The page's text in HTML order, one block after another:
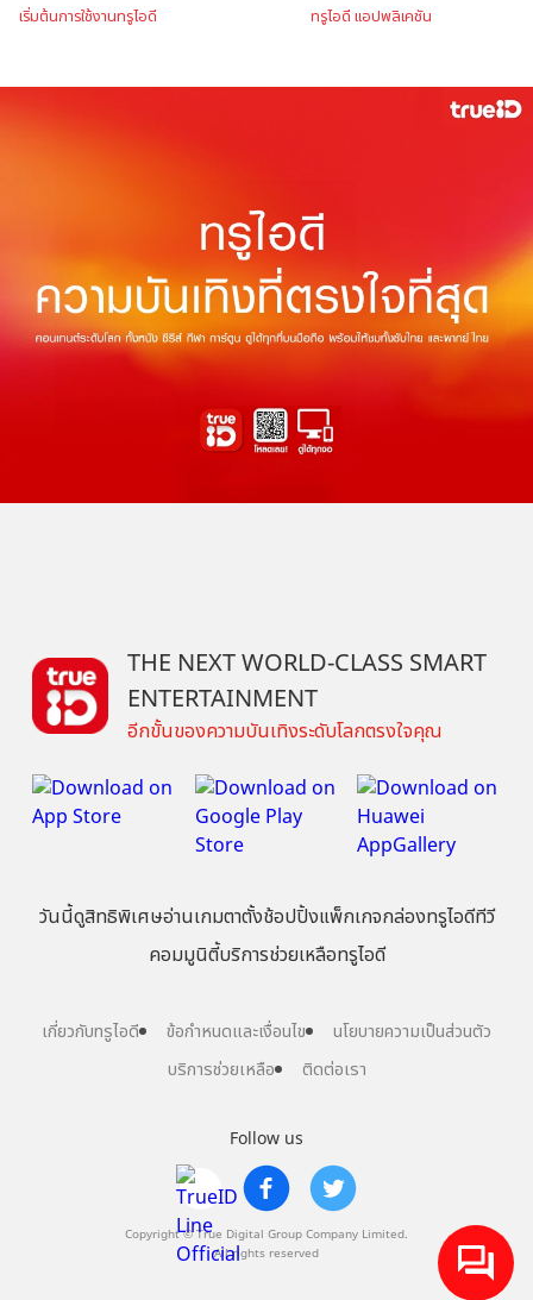
เริ่มต้นการใช้งานทรูไอดี ทรูไอดี แอปพลิเคชัน
Follow us
Copyright © True Digital Group Company Limited.
All rights reserved
THE NEXT WORLD-CLASS SMART
ENTERTAINMENT
อีกขั้นของความบันเทิงระดับโลกตรงใจคุณ
วันนี้ดูสิทธิพิเศษอ่านเกมตาตั้งช้อปปิ้งแพ็กเกจกล่องทรูไอดีทีวี
คอมมูนิตี้บริการช่วยเหลือทรูไอดี
เกี่ยวกับทรูไอดี ข้อกำหนดและเงื่อนไข
นโยบายความเป็นส่วนตัว
บริการช่วยเหลือ
ติดต่อเรา